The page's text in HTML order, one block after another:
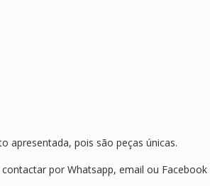
apresentada, pois são peças únicas.
por Whatsapp, email ou Facebook